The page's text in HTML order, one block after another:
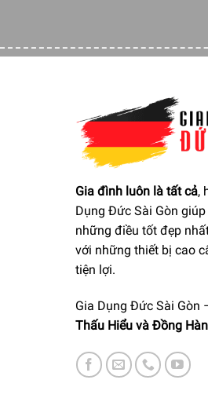
Gia đình luôn là tất cả,
Dụng Đức Sài Gòn
những điều tốt đẹp
với những thiết bị cao
tiện lợi.
Gia Dụng Đức Sài Gòn
Thấu Hiểu và Đồng